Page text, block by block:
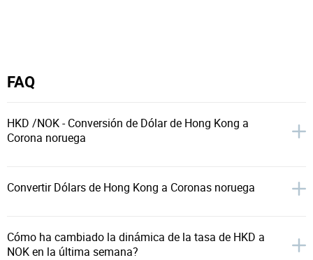
FAQ
HKD /NOK - Conversión de Dólar de Hong Kong a
Corona noruega
Convertir Dólars de Hong Kong a Coronas noruega
Cómo ha cambiado la dinámica de la tasa de HKD a
NOK en la última semana?